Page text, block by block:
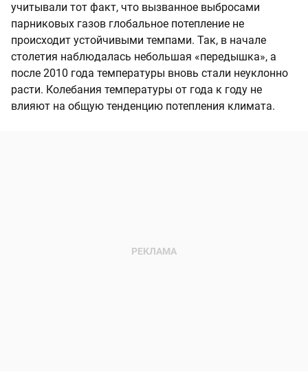
учитывали тот факт, что вызванное выбросами
парниковых газов глобальное потепление не
происходит устойчивыми темпами. Так, в начале
столетия наблюдалась небольшая «передышка», а
после 2010 года температуры вновь стали неуклонно
расти. Колебания температуры от года к году не
влияют на общую тенденцию потепления климата.